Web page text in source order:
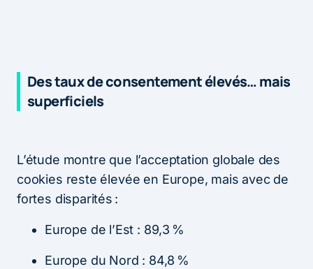
Des taux de consentement élevés… mais
superficiels
L’étude montre que l’acceptation globale des
cookies reste élevée en Europe, mais avec de
fortes disparités :
Europe de l’Est : 89,3 %
Europe du Nord : 84,8 %